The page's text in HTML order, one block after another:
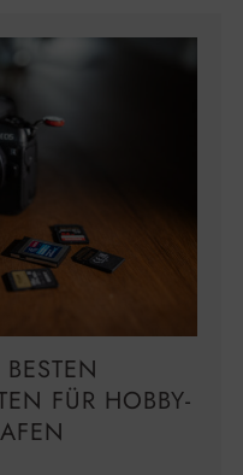
FÜR HOBBY-